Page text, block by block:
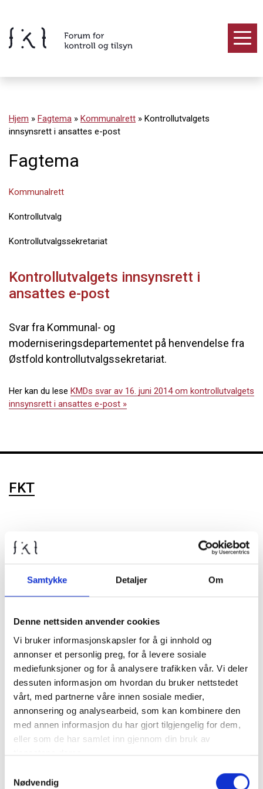
Samtykke Detaljer Om
Denne nettsiden anvender cookies
Vi bruker informasjonskapsler for å gi innhold og
annonser et personlig preg, for å levere sosiale
mediefunksjoner og for å analysere trafikken vår. Vi deler
dessuten informasjon om hvordan du bruker nettstedet
vårt, med partnerne våre innen sosiale medier,
annonsering og analysearbeid, som kan kombinere den
med annen informasjon du har gjort tilgjengelig for dem,
eller som de har samlet inn gjennom din bruk av
tjenestene deres.
Nødvendig
innholdet
Hjem » Fagtema » Kommunalrett » Kontrollutvalgets
innsynsrett i ansattes e-post
Fagtema
Kommunalrett
Kontrollutvalg
Kontrollutvalgssekretariat
Kontrollutvalgets innsynsrett i
ansattes e-post
Svar fra Kommunal- og
moderniseringsdepartementet på henvendelse fra
Østfold kontrollutvalgssekretariat.
Her kan du lese KMDs svar av 16. juni 2014 om kontrollutvalgets
innsynsrett i ansattes e-post »
FKT
Kontrollutvalget
Nyheter
Diverse
Kommunalrett
Kontrollutvalg
Kontrollutvalgssekretariat
Veiledere
Opplæringspakke for kontrollutvalg
Fagtema